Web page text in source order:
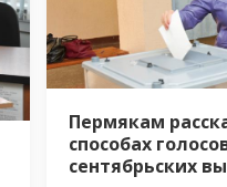
Пермякам
способах
сентябрьских